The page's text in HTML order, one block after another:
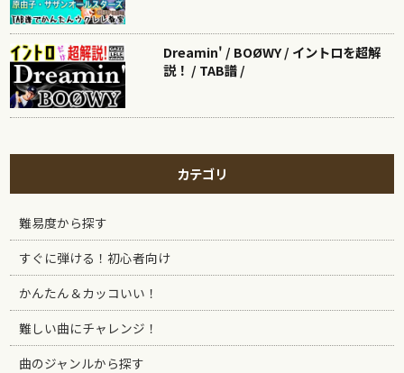
Dreamin' / BOØWY / イントロを超解
説！ / TAB譜 /
カテゴリ
難易度から探す
すぐに弾ける！初心者向け
かんたん＆カッコいい！
難しい曲にチャレンジ！
曲のジャンルから探す